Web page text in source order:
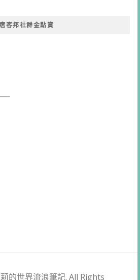
客邦社群金點賞
的世界流浪筆記. All Rights